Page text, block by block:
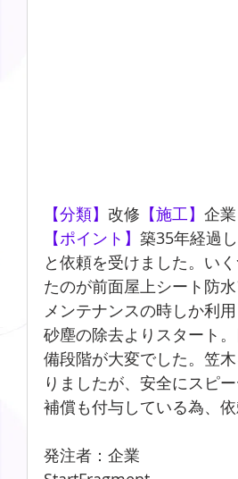
【分類】 改修 【施工】 企
【ポイント】 築35年経過
と依頼を受けました。い
たのが前面屋上シート防
メンテナンスの時しか利
砂塵の除去よりスタート
備段階が大変でした。笠
りましたが、安全にスピ
補償も付与している為、
発注者：企業